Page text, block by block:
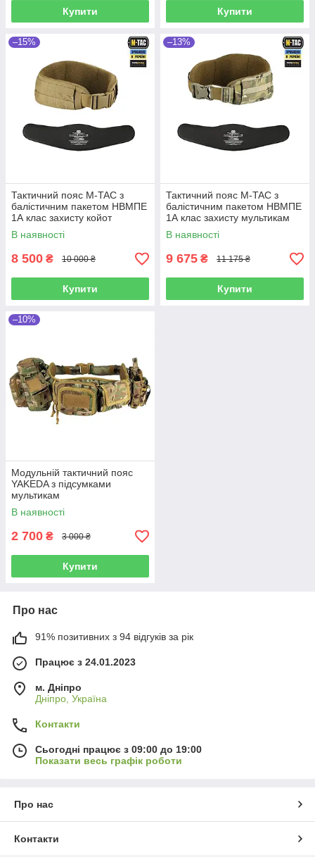
Купити Купити
–15%
Тактичний пояс М-TAC з
балістичним пакетом НВМПЕ
1А клас захисту койот
В наявності
8 500 ₴ 10 000 ₴
Купити
–13%
Тактичний пояс М-TAC з
балістичним пакетом НВМПЕ
1А клас захисту мультикам
В наявності
9 675 ₴ 11 175 ₴
Купити
–10%
Модульній тактичний пояс
YAKEDA з підсумками
мультикам
В наявності
2 700 ₴ 3 000 ₴
Купити
Про нас
91% позитивних з 94 відгуків за рік
Працює з 24.01.2023
м. Дніпро
Дніпро, Україна
Контакти
Сьогодні працює з 09:00 до 19:00
Показати весь графік роботи
Про нас
Контакти